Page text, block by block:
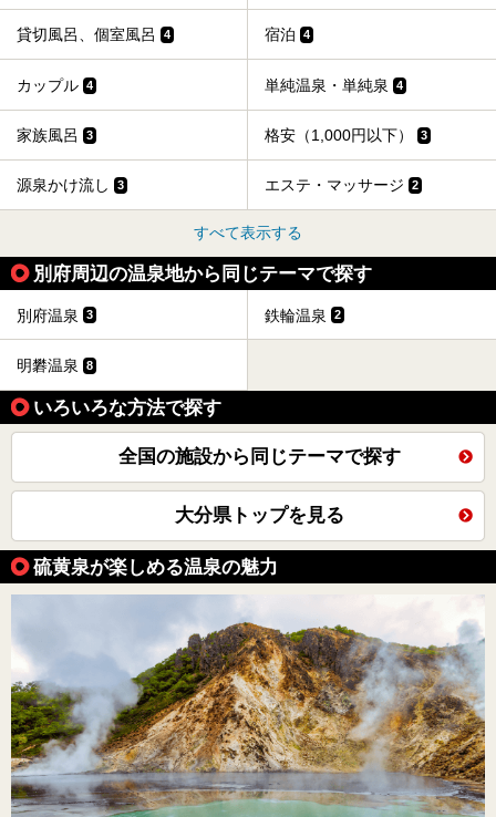
貸切風呂、個室風呂 4 宿泊 4
カップル 4 単純温泉・単純泉 4
家族風呂 3 格安（1,000円以下） 3
源泉かけ流し 3 エステ・マッサージ 2
すべて表示する
別府周辺の温泉地から同じテーマで探す
別府温泉 3 鉄輪温泉 2
明礬温泉 8
いろいろな方法で探す
全国の施設から同じテーマで探す
大分県トップを見る
硫黄泉が楽しめる温泉の魅力